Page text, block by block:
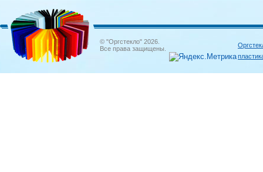
© "Оргстекло" 2026.
Все права защищены.